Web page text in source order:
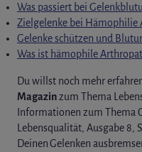
Was passiert bei
Zielgelenke bei Hämophilie
Gelenke schützen und
Was ist hämophile
Du willst noch mehr
Magazinzum Thema
Informationen zum Thema
Lebensqualität, Ausgabe 8,
Deinen Gelenken